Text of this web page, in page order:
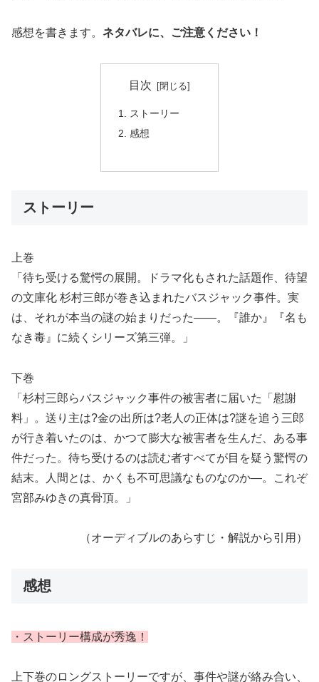
感想を書きます。 ネタバレに、ご注意ください！
目次
ストーリー
感想
ストーリー
上巻
「待ち受ける驚愕の展開。ドラマ化もされた話題作、待望
の文庫化 杉村三郎が巻き込まれたバスジャック事件。実
は、それが本当の謎の始まりだった――。『誰か』『名も
なき毒』に続くシリーズ第三弾。」
下巻
「杉村三郎らバスジャック事件の被害者に届いた「慰謝
料」。送り主は?金の出所は?老人の正体は?謎を追う三郎
が行き着いたのは、かつて膨大な被害者を生んだ、ある事
件だった。待ち受けるのは読む者すべてが目を疑う驚愕の
結末。人間とは、かくも不可思議なものなのか―。これぞ
宮部みゆきの真骨頂。」
（オーディブルのあらすじ・解説から引用）
感想
・ストーリー構成が秀逸！
上下巻のロングストーリーですが、事件や謎が絡み合い、